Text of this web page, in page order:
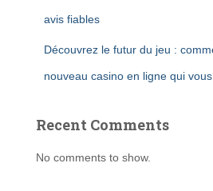
avis fiables
Découvrez le futur du jeu :
nouveau casino en ligne qui
Recent Comments
No comments to show.